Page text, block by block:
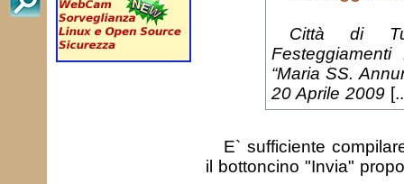
Città di
“Maria SS.
20 Aprile 2009
E` sufficiente
il bottoncino "Invia"